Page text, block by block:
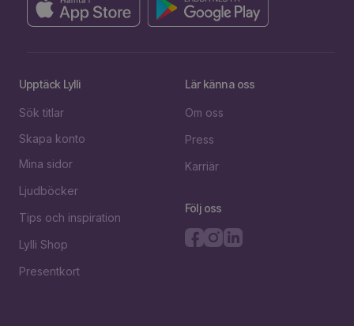
Upptäck Lylli
Sök titlar
Skapa konto
Mina sidor
Ljudböcker
Tips och inspiration
Lylli Shop
Presentkort
Lär känna oss
Om oss
Press
Karriär
Följ oss